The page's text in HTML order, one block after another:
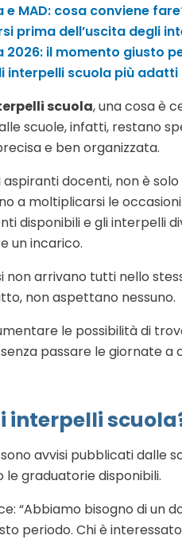
e MAD: cosa conviene
prima dell’uscita degli
2026: il momento giusto
interpelli scuola più adatti
scuola, una cosa è
scuole, infatti, restano
e ben organizzata.
docenti, non è
a moltiplicarsi le
disponibili e gli interpelli
un incarico.
non arrivano tutti nello
non aspettano nessuno.
le possibilità di
passare le giornate
interpelli
sono avvisi pubblicati dalle
graduatorie disponibili.
“Abbiamo bisogno di un
periodo. Chi è